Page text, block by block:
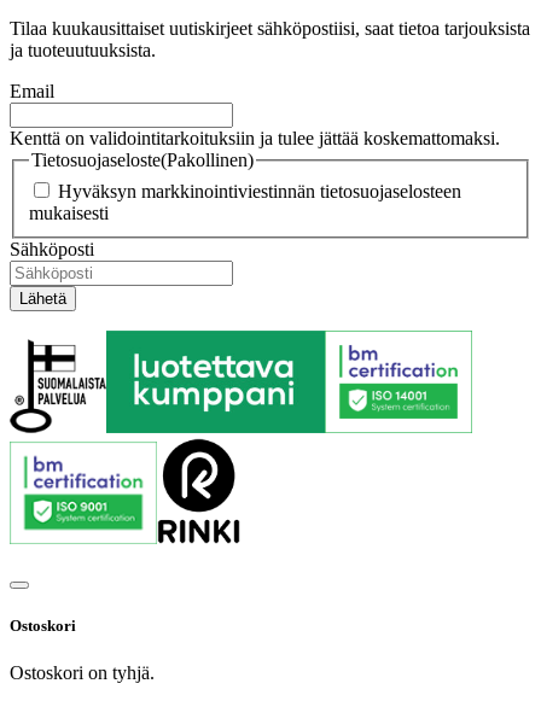
Tilaa kuukausittaiset uutiskirjeet sähköpostiisi, saat tietoa tarjouksista
ja tuoteuutuuksista.
Email
Kenttä on validointitarkoituksiin ja tulee jättää koskemattomaksi.
Tietosuojaseloste(Pakollinen)
Hyväksyn markkinointiviestinnän tietosuojaselosteen
mukaisesti
Sähköposti
Ostoskori
Ostoskori on tyhjä.